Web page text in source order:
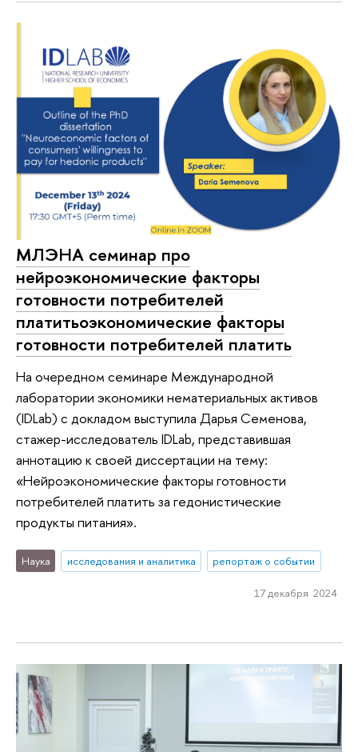
МЛЭНА семинар про
нейроэкономические факторы
готовности потребителей
платитьоэкономические факторы
готовности потребителей платить
На очередном семинаре Международной
лаборатории экономики нематериальных активов
(IDLab) с докладом выступила Дарья Семенова,
стажер-исследователь IDLab, представившая
аннотацию к своей диссертации на тему:
«Нейроэкономические факторы готовности
потребителей платить за гедонистические
продукты питания».
Наука исследования и аналитика репортаж о событии
17 декабря 2024